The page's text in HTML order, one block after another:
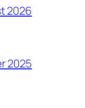
2026
2025